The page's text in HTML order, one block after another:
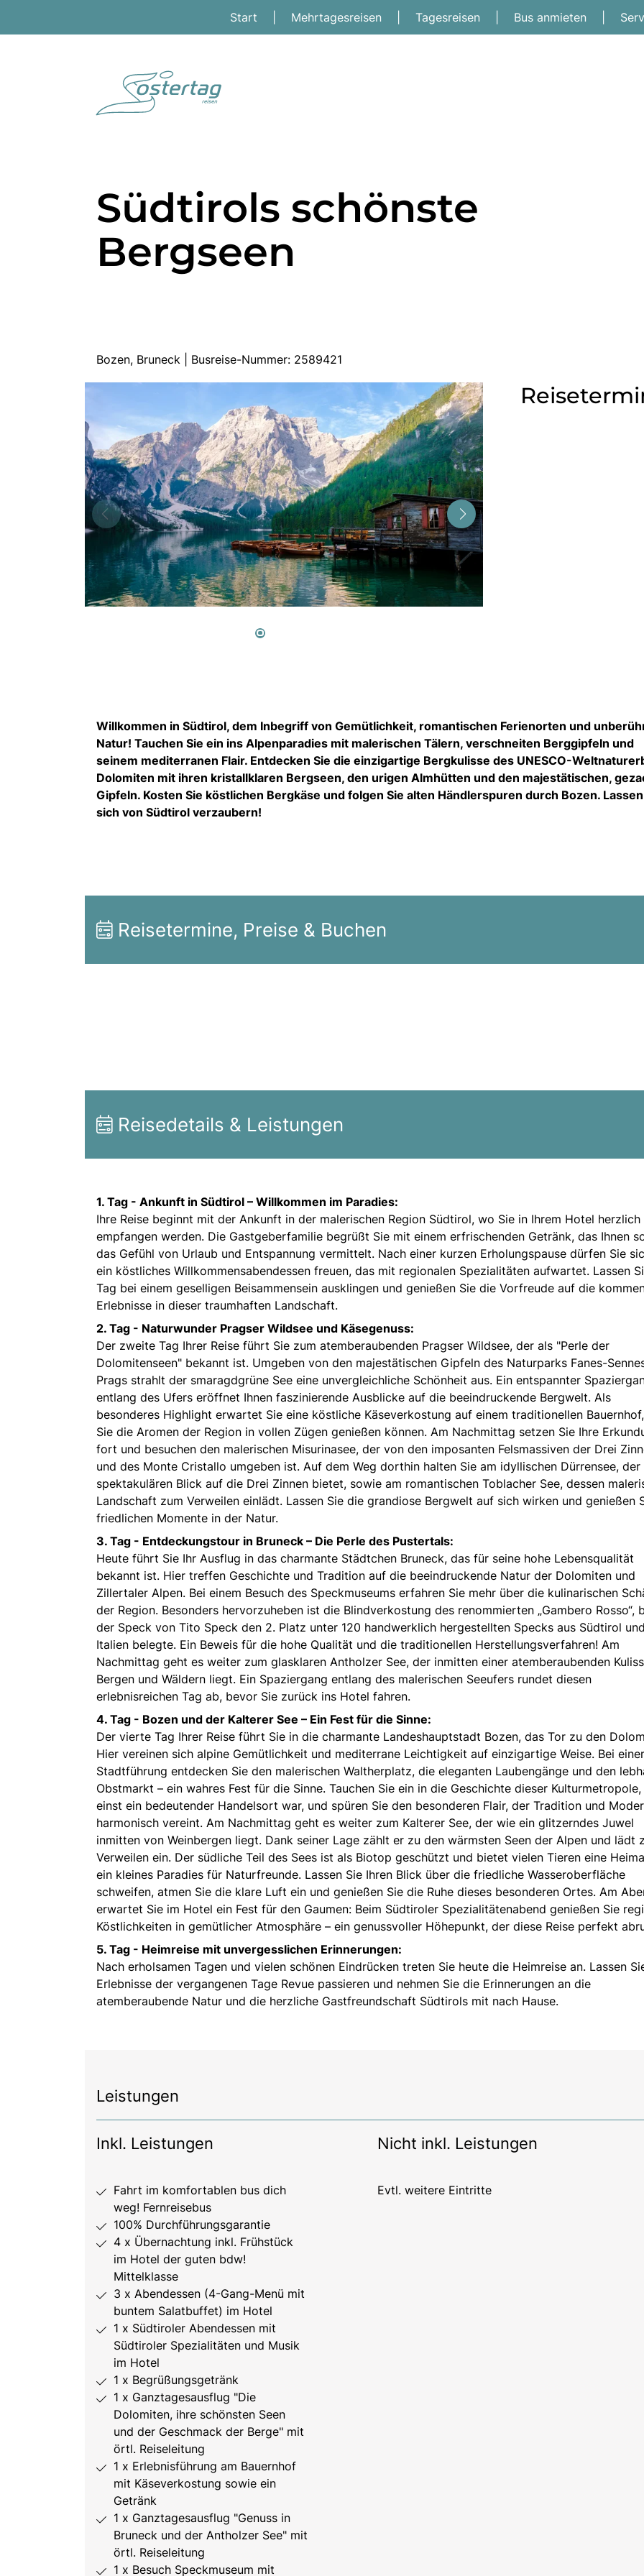
Start Mehrtagesreisen Tagesreisen Bus anmieten
Südtirols schönste
Bergseen
Bozen, Bruneck | Busreise-Nummer: 2589421
Willkommen in Südtirol, dem Inbegriff von Gemütlichkeit, romantischen Ferienorten und
Natur! Tauchen Sie ein ins Alpenparadies mit malerischen Tälern, verschneiten Berggipfeln und
seinem mediterranen Flair. Entdecken Sie die einzigartige Bergkulisse des UNESCO-
Dolomiten mit ihren kristallklaren Bergseen, den urigen Almhütten und den majestätischen,
Gipfeln. Kosten Sie köstlichen Bergkäse und folgen Sie alten Händlerspuren durch Bozen. Lassen
sich von Südtirol verzaubern!
Reisetermine, Preise & Buchen
Reisedetails & Leistungen
1. Tag - Ankunft in Südtirol – Willkommen im Paradies:
Ihre Reise beginnt mit der Ankunft in der malerischen Region Südtirol, wo Sie in Ihrem Hotel herzlich
empfangen werden. Die Gastgeberfamilie begrüßt Sie mit einem erfrischenden Getränk, das Ihnen
das Gefühl von Urlaub und Entspannung vermittelt. Nach einer kurzen Erholungspause dürfen Sie
ein köstliches Willkommensabendessen freuen, das mit regionalen Spezialitäten aufwartet. Lassen
Tag bei einem geselligen Beisammensein ausklingen und genießen Sie die Vorfreude auf die
Erlebnisse in dieser traumhaften Landschaft.
2. Tag - Naturwunder Pragser Wildsee und Käsegenuss:
Der zweite Tag Ihrer Reise führt Sie zum atemberaubenden Pragser Wildsee, der als "Perle der
Dolomitenseen" bekannt ist. Umgeben von den majestätischen Gipfeln des Naturparks Fanes-
Prags strahlt der smaragdgrüne See eine unvergleichliche Schönheit aus. Ein entspannter
entlang des Ufers eröffnet Ihnen faszinierende Ausblicke auf die beeindruckende Bergwelt. Als
besonderes Highlight erwartet Sie eine köstliche Käseverkostung auf einem traditionellen
Sie die Aromen der Region in vollen Zügen genießen können. Am Nachmittag setzen Sie Ihre
fort und besuchen den malerischen Misurinasee, der von den imposanten Felsmassiven der Drei
und des Monte Cristallo umgeben ist. Auf dem Weg dorthin halten Sie am idyllischen Dürrensee, der
spektakulären Blick auf die Drei Zinnen bietet, sowie am romantischen Toblacher See, dessen
Landschaft zum Verweilen einlädt. Lassen Sie die grandiose Bergwelt auf sich wirken und genießen
friedlichen Momente in der Natur.
3. Tag - Entdeckungstour in Bruneck – Die Perle des Pustertals:
Heute führt Sie Ihr Ausflug in das charmante Städtchen Bruneck, das für seine hohe Lebensqualität
bekannt ist. Hier treffen Geschichte und Tradition auf die beeindruckende Natur der Dolomiten und
Zillertaler Alpen. Bei einem Besuch des Speckmuseums erfahren Sie mehr über die kulinarischen
der Region. Besonders hervorzuheben ist die Blindverkostung des renommierten „Gambero Rosso“,
der Speck von Tito Speck den 2. Platz unter 120 handwerklich hergestellten Specks aus Südtirol und
Italien belegte. Ein Beweis für die hohe Qualität und die traditionellen Herstellungsverfahren! Am
Nachmittag geht es weiter zum glasklaren Antholzer See, der inmitten einer atemberaubenden
Bergen und Wäldern liegt. Ein Spaziergang entlang des malerischen Seeufers rundet diesen
erlebnisreichen Tag ab, bevor Sie zurück ins Hotel fahren.
4. Tag - Bozen und der Kalterer See – Ein Fest für die Sinne:
Der vierte Tag Ihrer Reise führt Sie in die charmante Landeshauptstadt Bozen, das Tor zu den
Hier vereinen sich alpine Gemütlichkeit und mediterrane Leichtigkeit auf einzigartige Weise. Bei einer
Stadtführung entdecken Sie den malerischen Waltherplatz, die eleganten Laubengänge und den
Obstmarkt – ein wahres Fest für die Sinne. Tauchen Sie ein in die Geschichte dieser
einst ein bedeutender Handelsort war, und spüren Sie den besonderen Flair, der Tradition und
harmonisch vereint. Am Nachmittag geht es weiter zum Kalterer See, der wie ein glitzerndes Juwel
inmitten von Weinbergen liegt. Dank seiner Lage zählt er zu den wärmsten Seen der Alpen und lädt
Verweilen ein. Der südliche Teil des Sees ist als Biotop geschützt und bietet vielen Tieren eine
ein kleines Paradies für Naturfreunde. Lassen Sie Ihren Blick über die friedliche Wasseroberfläche
schweifen, atmen Sie die klare Luft ein und genießen Sie die Ruhe dieses besonderen Ortes. Am
erwartet Sie im Hotel ein Fest für den Gaumen: Beim Südtiroler Spezialitätenabend genießen Sie
Köstlichkeiten in gemütlicher Atmosphäre – ein genussvoller Höhepunkt, der diese Reise perfekt
5. Tag - Heimreise mit unvergesslichen Erinnerungen:
Nach erholsamen Tagen und vielen schönen Eindrücken treten Sie heute die Heimreise an. Lassen
Erlebnisse der vergangenen Tage Revue passieren und nehmen Sie die Erinnerungen an die
atemberaubende Natur und die herzliche Gastfreundschaft Südtirols mit nach Hause.
Leistungen
Inkl. Leistungen
Fahrt im komfortablen bus dich
weg! Fernreisebus
100% Durchführungsgarantie
4 x Übernachtung inkl. Frühstück
im Hotel der guten bdw!
Mittelklasse
3 x Abendessen (4-Gang-Menü mit
buntem Salatbuffet) im Hotel
1 x Südtiroler Abendessen mit
Südtiroler Spezialitäten und Musik
im Hotel
1 x Begrüßungsgetränk
1 x Ganztagesausflug "Die
Dolomiten, ihre schönsten Seen
und der Geschmack der Berge" mit
örtl. Reiseleitung
1 x Erlebnisführung am Bauernhof
mit Käseverkostung sowie ein
Getränk
1 x Ganztagesausflug "Genuss in
Bruneck und der Antholzer See" mit
örtl. Reiseleitung
1 x Besuch Speckmuseum mit
Nicht inkl. Leistungen
Evtl. weitere Eintritte